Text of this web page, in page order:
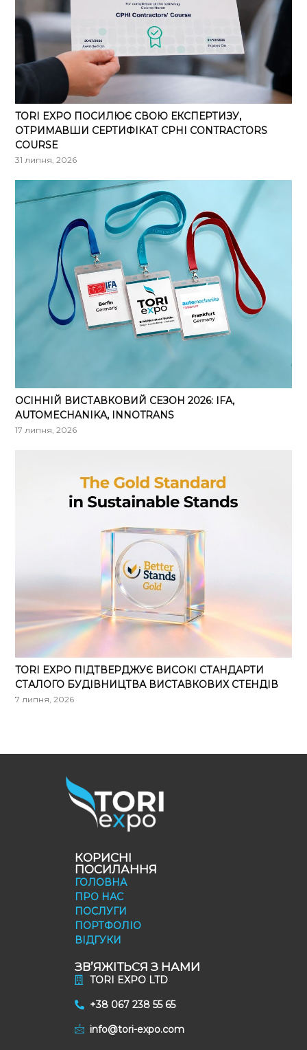
TORI EXPO ПОСИЛЮЄ СВОЮ ЕКСПЕРТИЗУ,
ОТРИМАВШИ СЕРТИФІКАТ CPHI CONTRACTORS
COURSE
31 липня, 2026
ОСІННІЙ ВИСТАВКОВИЙ СЕЗОН 2026: IFA,
AUTOMECHANIKA, INNOTRANS
17 липня, 2026
TORI EXPO ПІДТВЕРДЖУЄ ВИСОКІ СТАНДАРТИ
СТАЛОГО БУДІВНИЦТВА ВИСТАВКОВИХ СТЕНДІВ
7 липня, 2026
КОРИСНІ
ПОСИЛАННЯ
ГОЛОВНА
ПРО НАС
ПОСЛУГИ
ПОРТФОЛІО
ВІДГУКИ
ЗВ’ЯЖІТЬСЯ З НАМИ
TORI EXPO LTD
+38 067 238 55 65
info@tori-expo.com